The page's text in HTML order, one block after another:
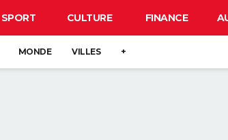
SPORT CULTURE FINANCE
MONDE VILLES +